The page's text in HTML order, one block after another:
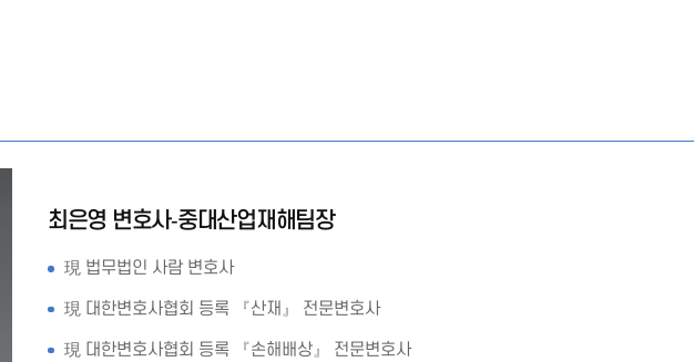
최은영 변호사-중대산업재해팀장
現 법무법인 사람 변호사
現 대한변호사협회 등록 『산재』 전문변호사
現 대한변호사협회 등록 『손해배상』 전문변호사